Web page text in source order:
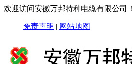
欢迎访问安徽万邦特种电缆有限公司！
免责声明 | 网站地图